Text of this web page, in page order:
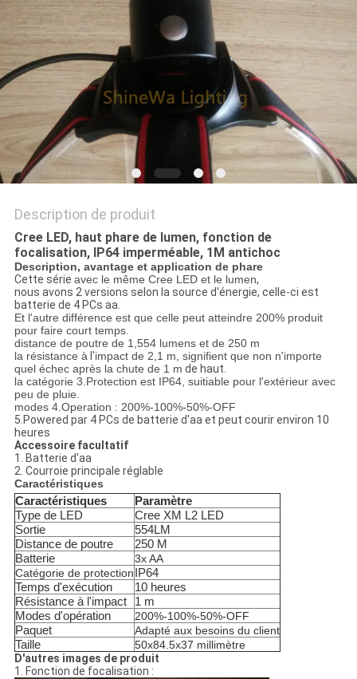
LES
AFFAIRES
PLAN
DU
SITE
POLITIQUE
DE
CONFIDENTIALITÉ
Description de produit
Cree LED, haut phare de lumen, fonction de
focalisation, IP64 imperméable, 1M antichoc
Description, avantage et application de phare
Cette série avec le même Cree LED et le lumen,
nous avons 2 versions selon la source d'énergie, celle-ci est
batterie de 4 PCs aa.
Et l'autre différence est que celle peut atteindre 200% produit
pour faire court temps.
distance de poutre de 1,554 lumens et de 250 m
la résistance àl'impact de 2,1 m, signifient que non n'importe
quel échec après la chute de 1 m de haut.
la catégorie 3.Protection est IP64, suitiable pour l'extérieur avec
peu de pluie.
modes 4.Operation : 200%-100%-50%-OFF
5.Powered par 4 PCs de batterie d'aa et peut courir environ 10
heures
Accessoire facultatif
1. Batterie d'aa
2. Courroie principale réglable
Caractéristiques
Caractéristiques
Paramètre
Type de LED
Cree XM L2 LED
Sortie
554LM
Distance de poutre
250 M
Batterie
3x AA
Catégorie de protection IP64
Temps d'exécution
10 heures
Résistance à l'impact
1 m
Modes d'opération
200%-100%-50%-OFF
Paquet Adapté aux besoins du client
Taille
50x84.5x37 millimètre
D'autres images de produit
1. Fonction de focalisation :